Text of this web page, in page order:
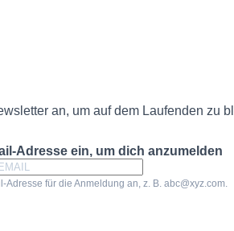
an, um auf dem Laufenden zu
Adresse ein, um dich anzumelden
Adresse für die Anmeldung an, z. B. abc@xyz.com.